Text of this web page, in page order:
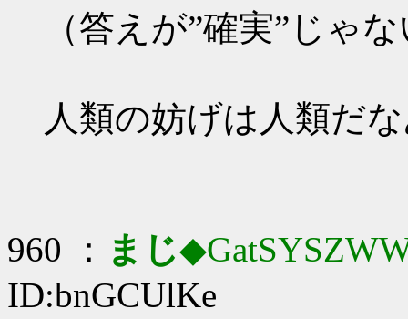
（答えが”確実”じゃ
人類の妨げは人類だ
960 ： まじ
ID:bnGCUlKe